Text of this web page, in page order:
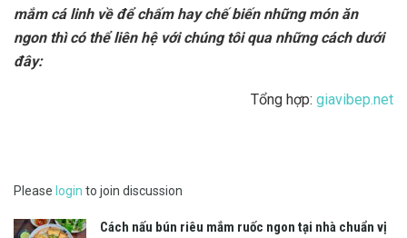
mắm cá linh về để chấm hay chế biến những món ăn
ngon thì có thể liên hệ với chúng tôi qua những cách dưới
đây:
Tổng hợp: giavibep.net
Please login to join discussion
Cách nấu bún riêu mắm ruốc ngon tại nhà chuẩn vị